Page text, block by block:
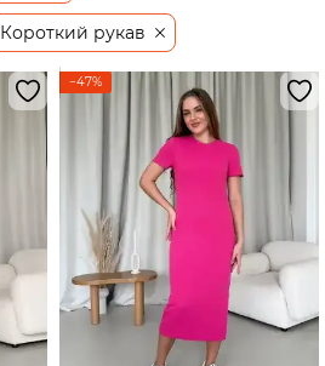
Короткий рукав
−47%